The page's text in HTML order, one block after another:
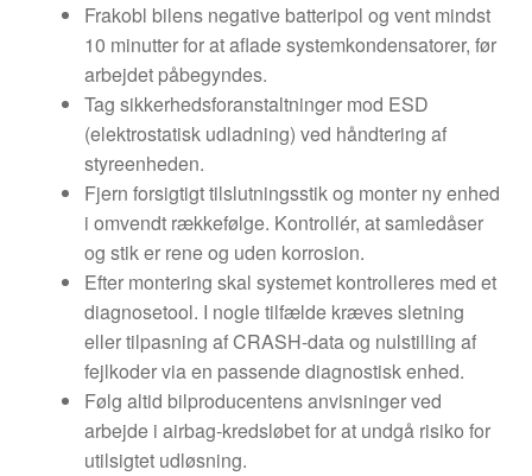
Frakobl bilens negative batteripol og vent mindst
10 minutter for at aflade systemkondensatorer, før
arbejdet påbegyndes.
Tag sikkerhedsforanstaltninger mod ESD
(elektrostatisk udladning) ved håndtering af
styreenheden.
Fjern forsigtigt tilslutningsstik og monter ny enhed
i omvendt rækkefølge. Kontrollér, at samledåser
og stik er rene og uden korrosion.
Efter montering skal systemet kontrolleres med et
diagnosetool. I nogle tilfælde kræves sletning
eller tilpasning af CRASH-data og nulstilling af
fejlkoder via en passende diagnostisk enhed.
Følg altid bilproducentens anvisninger ved
arbejde i airbag-kredsløbet for at undgå risiko for
utilsigtet udløsning.